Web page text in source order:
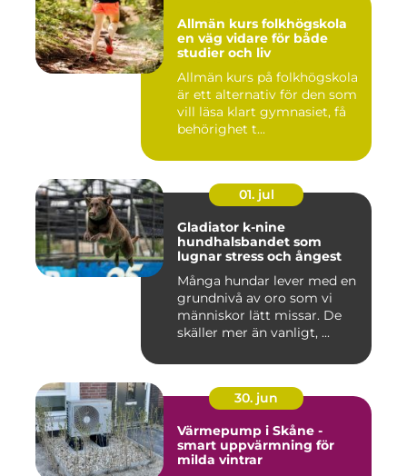
Allmän kurs folkhögskola
en väg vidare för både
studier och liv
Allmän kurs på folkhögskola
är ett alternativ för den som
vill läsa klart gymnasiet, få
behörighet t...
01. jul
Gladiator k-nine
hundhalsbandet som
lugnar stress och ångest
Många hundar lever med en
grundnivå av oro som vi
människor lätt missar. De
skäller mer än vanligt, ...
30. jun
Värmepump i Skåne -
smart uppvärmning för
milda vintrar